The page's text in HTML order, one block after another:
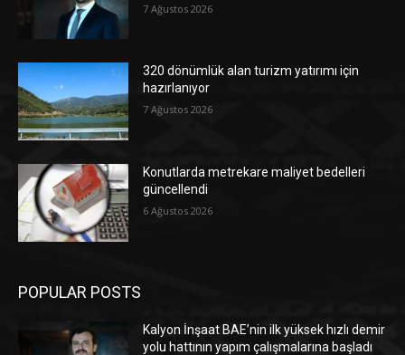
7 Ağustos 2026
320 dönümlük alan turizm yatırımı için
hazırlanıyor
7 Ağustos 2026
Konutlarda metrekare maliyet bedelleri
güncellendi
6 Ağustos 2026
POPULAR POSTS
Kalyon İnşaat BAE’nin ilk yüksek hızlı demir
yolu hattının yapım çalışmalarına başladı